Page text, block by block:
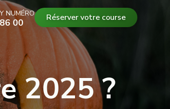
NUMÉRO
00 Réserver votre course
2025 ?